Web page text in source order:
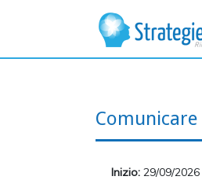
Inizio: 29/09/2026